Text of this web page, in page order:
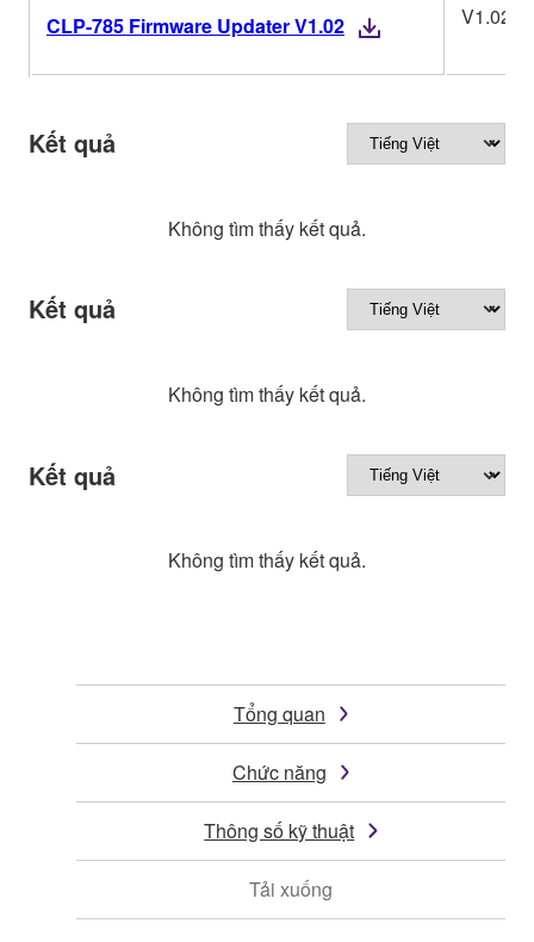
CLP-785 Firmware Updater V1.02 V1.02
Kết quả
Không tìm thấy kết quả.
Kết quả
Không tìm thấy kết quả.
Kết quả
Không tìm thấy kết quả.
Tổng quan
Chức năng
Thông số kỹ thuật
Tải xuống